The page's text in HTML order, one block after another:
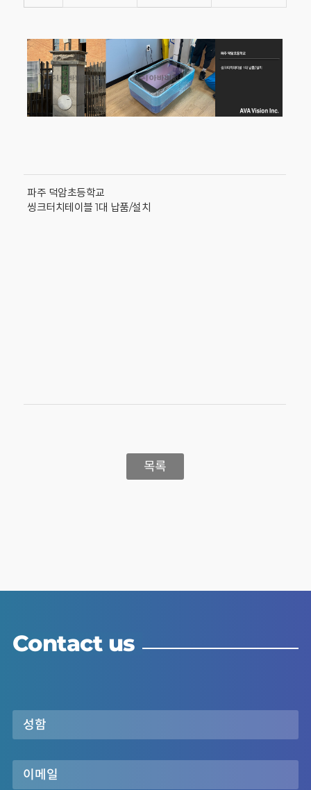
파주 덕암초등학교
씽크터치테이블 1대 납품/설치
목록
Contact us